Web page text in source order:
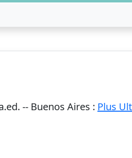
-- Buenos Aires : Plus